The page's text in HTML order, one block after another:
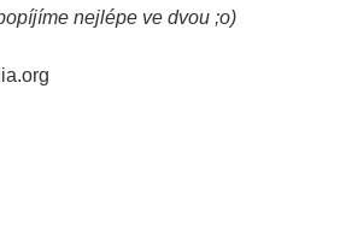
nejlépe ve dvou ;o)